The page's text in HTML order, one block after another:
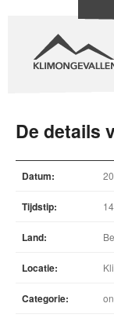
De details
Datum:
Tijdstip:
Land:
Locatie:
Categorie: